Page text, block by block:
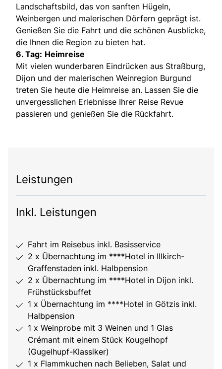
Landschaftsbild, das von sanften Hügeln,
Weinbergen und malerischen Dörfern geprägt ist.
Genießen Sie die Fahrt und die schönen Ausblicke,
die Ihnen die Region zu bieten hat.
6. Tag: Heimreise
Mit vielen wunderbaren Eindrücken aus Straßburg,
Dijon und der malerischen Weinregion Burgund
treten Sie heute die Heimreise an. Lassen Sie die
unvergesslichen Erlebnisse Ihrer Reise Revue
passieren und genießen Sie die Rückfahrt.
Leistungen
Inkl. Leistungen
Fahrt im Reisebus inkl. Basisservice
2 x Übernachtung im ****Hotel in Illkirch-
Graffenstaden inkl. Halbpension
2 x Übernachtung im ****Hotel in Dijon inkl.
Frühstücksbuffet
1 x Übernachtung im ****Hotel in Götzis inkl.
Halbpension
1 x Weinprobe mit 3 Weinen und 1 Glas
Crémant mit einem Stück Kougelhopf
(Gugelhupf-Klassiker)
1 x Flammkuchen nach Belieben, Salat und